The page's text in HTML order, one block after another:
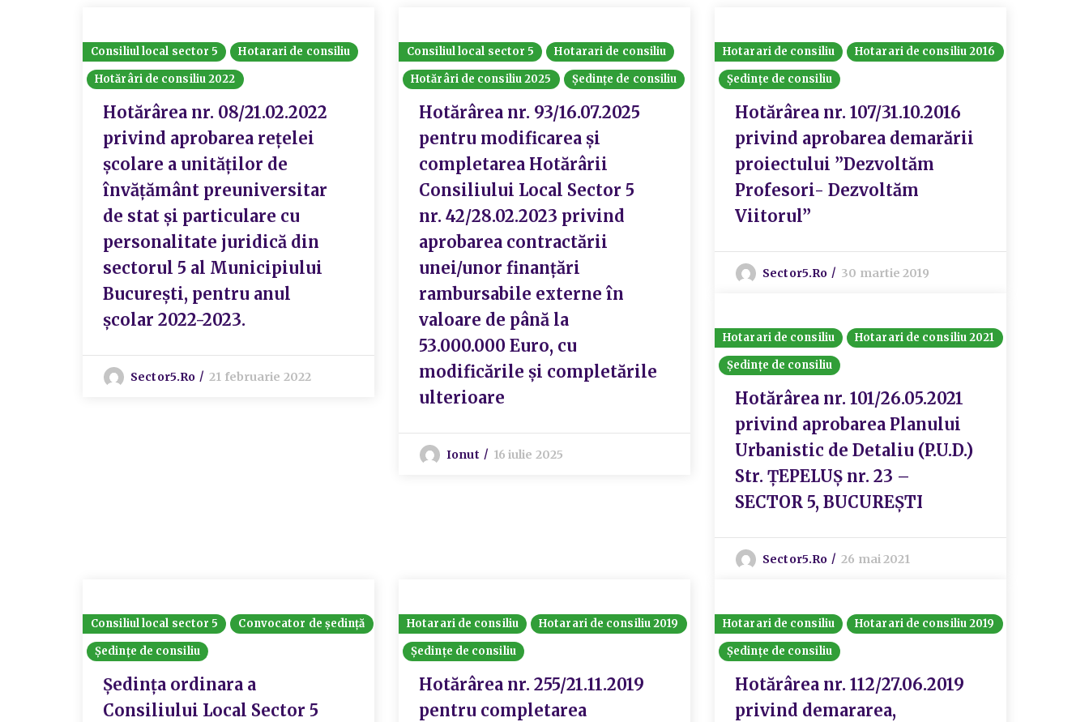
Consiliul local sector 5
Hotarari de consiliu
Hotărâri de consiliu 2022
Hotărârea nr. 08/21.02.2022
privind aprobarea reţelei
şcolare a unităţilor de
învățământ preuniversitar
de stat şi particulare cu
personalitate juridică din
sectorul 5 al Municipiului
Bucureşti, pentru anul
şcolar 2022-2023.
Sector5.ro 21 februarie 2022
Consiliul local sector 5
Hotarari de consiliu
Hotărâri de consiliu 2025
Ședințe de consiliu
Hotărârea nr. 93/16.07.2025
pentru modificarea și
completarea Hotărârii
Consiliului Local Sector 5
nr. 42/28.02.2023 privind
aprobarea contractării
unei/unor finanțări
rambursabile externe în
valoare de până la
53.000.000 Euro, cu
modificările și completările
ulterioare
Ionut 16 iulie 2025
Hotarari de consiliu
Hotarari de consiliu 2016
Ședințe de consiliu
Hotărârea nr. 107/31.10.2016
privind aprobarea demarării
proiectului ”Dezvoltăm
Profesori- Dezvoltăm
Viitorul”
Sector5.ro 30 martie 2019
Hotarari de consiliu
Hotarari de consiliu 2021
Ședințe de consiliu
Hotărârea nr. 101/26.05.2021
privind aprobarea Planului
Urbanistic de Detaliu (P.U.D.)
Str. ȚEPELUȘ nr. 23 –
SECTOR 5, BUCUREȘTI
Sector5.ro 26 mai 2021
Consiliul local sector 5
Convocator de ședință
Ședințe de consiliu
Ședința ordinara a
Consiliului Local Sector 5
Hotarari de consiliu
Hotarari de consiliu 2019
Ședințe de consiliu
Hotărârea nr. 255/21.11.2019
pentru completarea
Hotarari de consiliu
Hotarari de consiliu 2019
Ședințe de consiliu
Hotărârea nr. 112/27.06.2019
privind demararea,